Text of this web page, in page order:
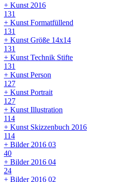
+ Kunst 2016
131
+ Kunst Formatfüllend
131
+ Kunst Größe 14x14
131
+ Kunst Technik Stifte
131
+ Kunst Person
127
+ Kunst Portrait
127
+ Kunst Illustration
114
+ Kunst Skizzenbuch 2016
114
+ Bilder 2016 03
40
+ Bilder 2016 04
24
+ Bilder 2016 02